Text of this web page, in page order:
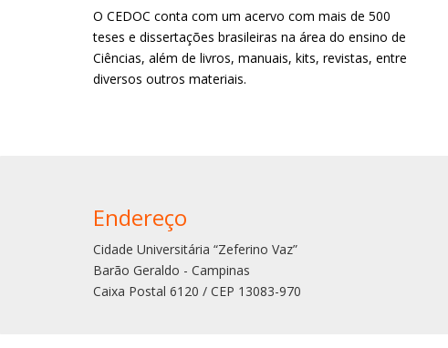
O CEDOC conta com um acervo com mais de 500
teses e dissertações brasileiras na área do ensino de
Ciências, além de livros, manuais, kits, revistas, entre
diversos outros materiais.
Endereço
Cidade Universitária “Zeferino Vaz”
Barão Geraldo - Campinas
Caixa Postal 6120 / CEP 13083-970